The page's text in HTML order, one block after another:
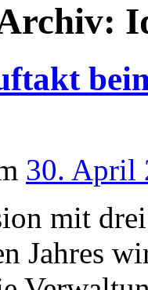
30. April
mit
Jahres